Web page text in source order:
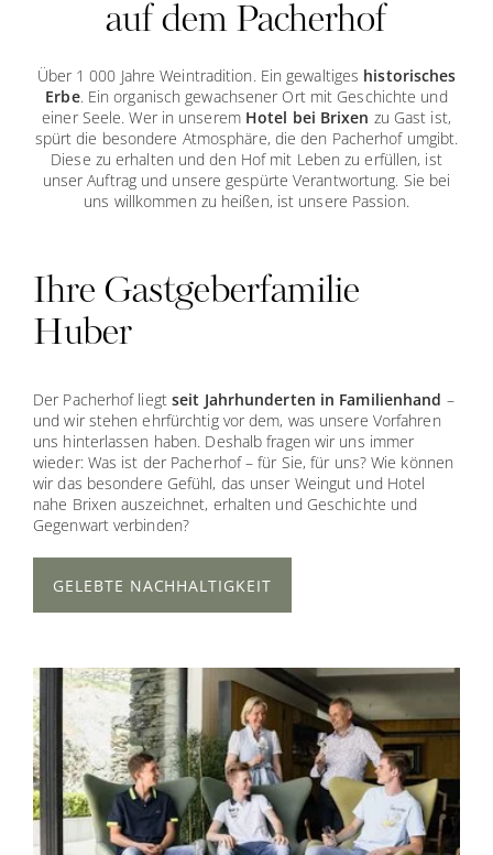
auf dem Pacherhof
Über 1 000 Jahre Weintradition. Ein gewaltiges historisches
Erbe. Ein organisch gewachsener Ort mit Geschichte und
einer Seele. Wer in unserem Hotel bei Brixen zu Gast ist,
spürt die besondere Atmosphäre, die den Pacherhof umgibt.
Diese zu erhalten und den Hof mit Leben zu erfüllen, ist
unser Auftrag und unsere gespürte Verantwortung. Sie bei
uns willkommen zu heißen, ist unsere Passion.
Ihre Gastgeberfamilie
Huber
Der Pacherhof liegt seit Jahrhunderten in Familienhand –
und wir stehen ehrfürchtig vor dem, was unsere Vorfahren
uns hinterlassen haben. Deshalb fragen wir uns immer
wieder: Was ist der Pacherhof – für Sie, für uns? Wie können
wir das besondere Gefühl, das unser Weingut und Hotel
nahe Brixen auszeichnet, erhalten und Geschichte und
Gegenwart verbinden?
GELEBTE NACHHALTIGKEIT